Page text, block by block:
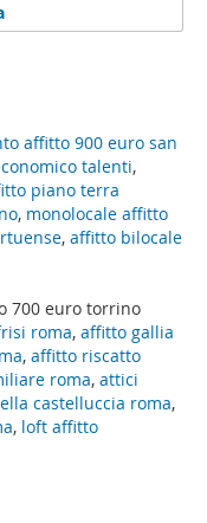
700 euro torrino
roma, affitto gallia
, affitto riscatto
roma, attici
castelluccia roma,
, loft affitto
affitto 900 euro san
talenti,
piano terra
, monolocale affitto
, affitto bilocale